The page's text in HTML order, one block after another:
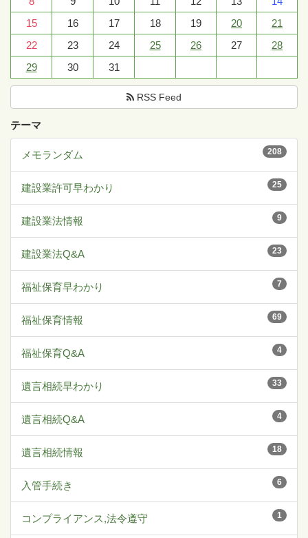
15
16 17 18 19 20
21
22
23 24 25 26 27
28
29
30 31
RSS Feed
テーマ
208
メモランダム
25
建設業許可早わかり
9
建設業法情報
23
建設業法Q&A
7
福祉保育早わかり
69
福祉保育情報
4
福祉保育Q&A
33
遺言相続早わかり
4
遺言相続Q&A
18
遺言相続情報
6
入管手続き
1
コンプライアンス,法令遵守